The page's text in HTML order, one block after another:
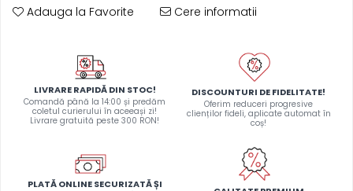
Adauga la Favorite Cere informatii
LIVRARE RAPIDĂ DIN STOC!
Comandă până la 14:00 și predăm
coletul curierului în aceeași zi!
Livrare gratuită peste 300 RON!
DISCOUNTURI DE FIDELITATE!
Oferim reduceri progresive
clienților fideli, aplicate automat în
coș!
PLATĂ ONLINE SECURIZATĂ ȘI